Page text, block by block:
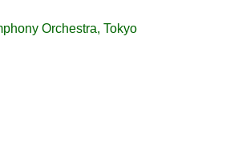
Orchestra, Tokyo